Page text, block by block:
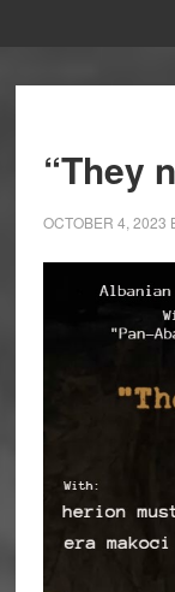
“They
OCTOBER 4, 2023